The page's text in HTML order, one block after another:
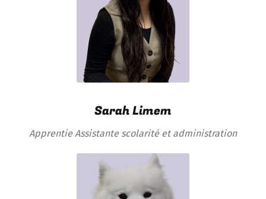
Sarah Limem
Apprentie Assistante scolarité et administration